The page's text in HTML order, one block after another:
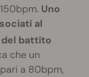
Uno
al
battito
che un
a 80bpm,